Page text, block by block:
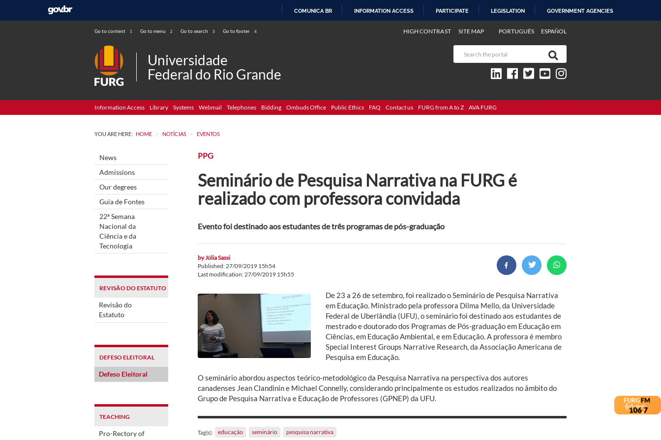
COMUNICA BR INFORMATION ACCESS PARTICIPATE LEGISLATION GOVERNMENT AGENCIES
Go to content 1 Go to menu 2 Go to search 3 Go to footer 4 PORTUGUÊS ESPAÑOL
HIGH CONTRAST SITE MAP
Universidade
Federal do Rio Grande
Information Access Library Systems Webmail Telephones Bidding Ombuds Office Public Ethics FAQ Contact us FURG from A to Z AVA FURG
YOU ARE HERE: HOME > NOTÍCIAS > EVENTOS
News
Admissions
Our degrees
Guia de Fontes
22ª Semana
Nacional da
Ciência e da
Tecnologia
REVISÃO DO ESTATUTO
Revisão do
Estatuto
DEFESO ELEITORAL
Defeso Eleitoral
TEACHING
Pro-Rectory of
PPG
Seminário de Pesquisa Narrativa na FURG é
realizado com professora convidada
Evento foi destinado aos estudantes de três programas de pós-graduação
byJúlia Sassi
Published: 27/09/2019 15h54
Last modification: 27/09/2019 15h55
De 23 a 26 de setembro, foi realizado o Seminário de Pesquisa Narrativa
em Educação. Ministrado pela professora Dilma Mello, da Universidade
Federal de Uberlândia (UFU), o seminário foi destinado aos estudantes de
mestrado e doutorado dos Programas de Pós-graduação em Educação em
Ciências, em Educação Ambiental, e em Educação. A professora é membro
Special Interest Groups Narrative Research, da Associação Americana de
Pesquisa em Educação.
O seminário abordou aspectos teórico-metodológico da Pesquisa Narrativa na perspectiva dos autores
canadenses Jean Clandinin e Michael Connelly, considerando principalmente os estudos realizados no âmbito do
Grupo de Pesquisa Narrativa e Educação de Professores (GPNEP) da UFU.
Tag(s): educação seminário pesquisa narrativa